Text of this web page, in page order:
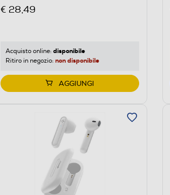
€ 28,49
Acquisto online: disponibile
Ritiro in negozio: non disponibile
AGGIUNGI